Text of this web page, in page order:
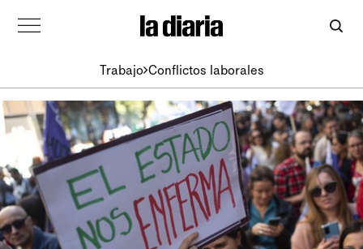
Trabajo Conflictos laborales